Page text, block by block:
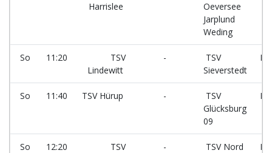
Harrislee
Oeversee
Jarplund
Weding
So 11:20
TSV
Lindewitt
-
TSV
Sieverstedt
So 11:40 TSV Hürup -
TSV
Glücksburg
09
So 12:20
TSV
-
TSV Nord